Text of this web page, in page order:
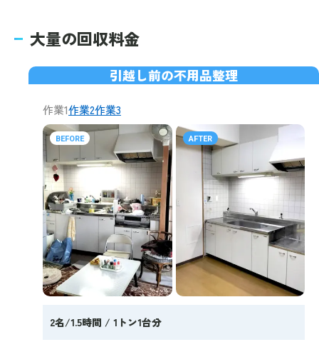
大量の回収料金
引越し前の不用品整理
作業1作業2作業3
BEFORE AFTER
2名/1.5時間 / 1トン1台分